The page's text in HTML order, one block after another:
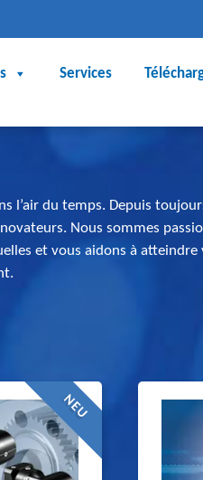
Services
l’air du temps. Depuis
Nous sommes
et vous aidons à
NEU